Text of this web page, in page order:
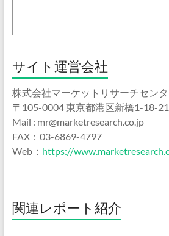
サイト運営会社
株式会社マーケットリサーチセン
〒105-0004 東京都港区新橋1-18-21
Mail : mr@marketresearch.co.jp
FAX：03-6869-4797
Web： https://
関連レポート紹介